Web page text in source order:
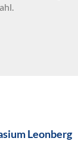
Leonberg